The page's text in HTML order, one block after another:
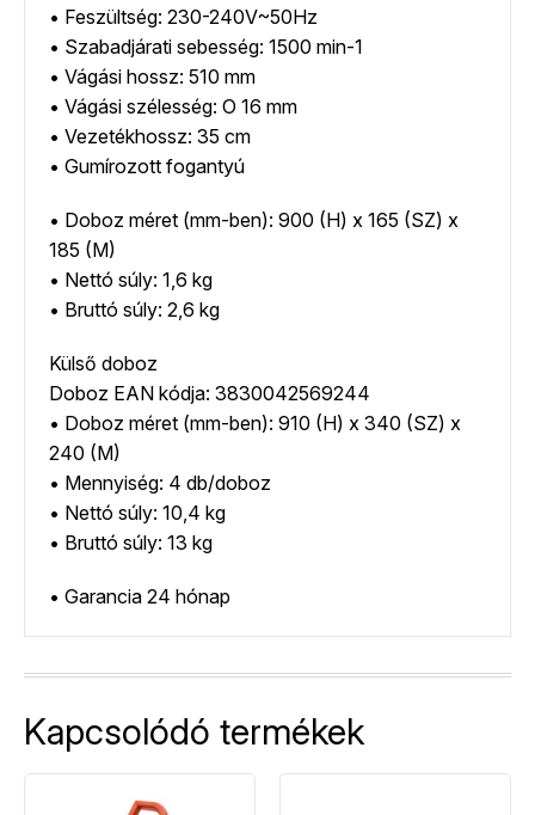
• Feszültség: 230-240V~50Hz
• Szabadjárati sebesség: 1500 min-1
• Vágási hossz: 510 mm
• Vágási szélesség: O 16 mm
• Vezetékhossz: 35 cm
• Gumírozott fogantyú
• Doboz méret (mm-ben): 900 (H) x 165 (SZ) x
185 (M)
• Nettó súly: 1,6 kg
• Bruttó súly: 2,6 kg
Külső doboz
Doboz EAN kódja: 3830042569244
• Doboz méret (mm-ben): 910 (H) x 340 (SZ) x
240 (M)
• Mennyiség: 4 db/doboz
• Nettó súly: 10,4 kg
• Bruttó súly: 13 kg
• Garancia 24 hónap
Kapcsolódó termékek